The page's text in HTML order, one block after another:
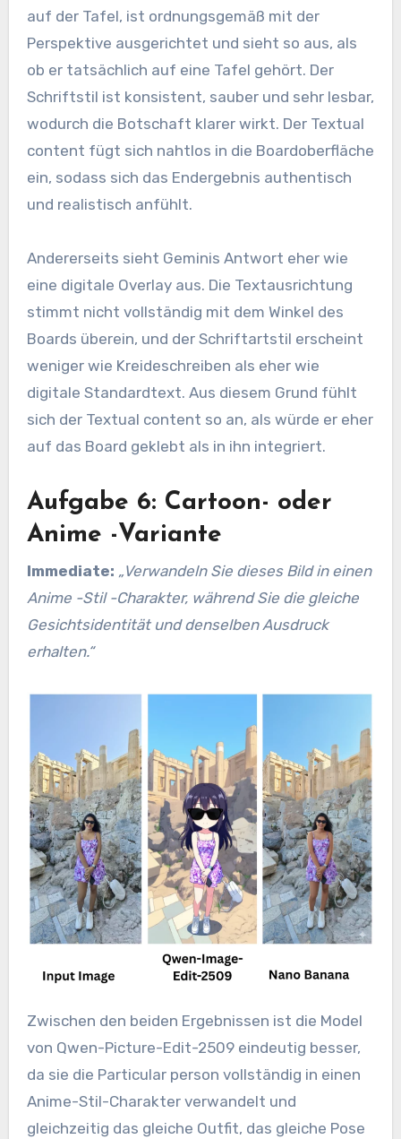
auf der Tafel, ist ordnungsgemäß mit der
Perspektive ausgerichtet und sieht so aus, als
ob er tatsächlich auf eine Tafel gehört. Der
Schriftstil ist konsistent, sauber und sehr lesbar,
wodurch die Botschaft klarer wirkt. Der Textual
content fügt sich nahtlos in die Boardoberfläche
ein, sodass sich das Endergebnis authentisch
und realistisch anfühlt.
Andererseits sieht Geminis Antwort eher wie
eine digitale Overlay aus. Die Textausrichtung
stimmt nicht vollständig mit dem Winkel des
Boards überein, und der Schriftartstil erscheint
weniger wie Kreideschreiben als eher wie
digitale Standardtext. Aus diesem Grund fühlt
sich der Textual content so an, als würde er eher
auf das Board geklebt als in ihn integriert.
Aufgabe 6: Cartoon- oder
Anime -Variante
Immediate: „Verwandeln Sie dieses Bild in einen
Anime -Stil -Charakter, während Sie die gleiche
Gesichtsidentität und denselben Ausdruck
erhalten.“
Zwischen den beiden Ergebnissen ist die Model
von Qwen-Picture-Edit-2509 eindeutig besser,
da sie die Particular person vollständig in einen
Anime-Stil-Charakter verwandelt und
gleichzeitig das gleiche Outfit, das gleiche Pose